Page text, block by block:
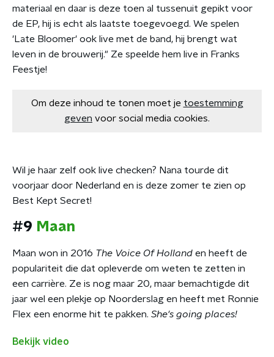
materiaal en daar is deze toen al tussenuit gepikt voor
de EP, hij is echt als laatste toegevoegd. We spelen
'Late Bloomer' ook live met de band, hij brengt wat
leven in de brouwerij." Ze speelde hem live in Franks
Feestje!
Om deze inhoud te tonen moet je toestemming
geven voor social media cookies.
Wil je haar zelf ook live checken? Nana tourde dit
voorjaar door Nederland en is deze zomer te zien op
Best Kept Secret!
#9 Maan
Maan won in 2016 The Voice Of Holland en heeft de
populariteit die dat opleverde om weten te zetten in
een carrière. Ze is nog maar 20, maar bemachtigde dit
jaar wel een plekje op Noorderslag en heeft met Ronnie
Flex een enorme hit te pakken. She's going places!
Bekijk video